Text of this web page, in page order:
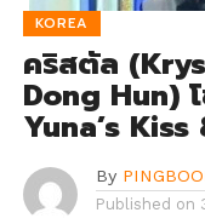
KOREA
คริสตัล
Dong Hun) โ
Yuna’s
By
Published on